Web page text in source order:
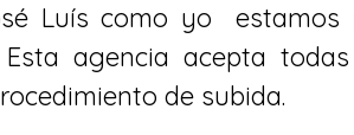
Luís como yo estamos
agencia acepta
de subida.